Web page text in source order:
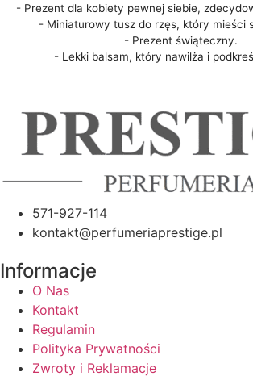
- Prezent dla kobiety pewnej siebie,
- Miniaturowy tusz do rzęs, który mieści
- Prezent świąteczny.
- Lekki balsam, który nawilża i
571-927-114
kontakt@perfumeriaprestige.pl
Informacje
O Nas
Kontakt
Regulamin
Polityka Prywatności
Zwroty i Reklamacje